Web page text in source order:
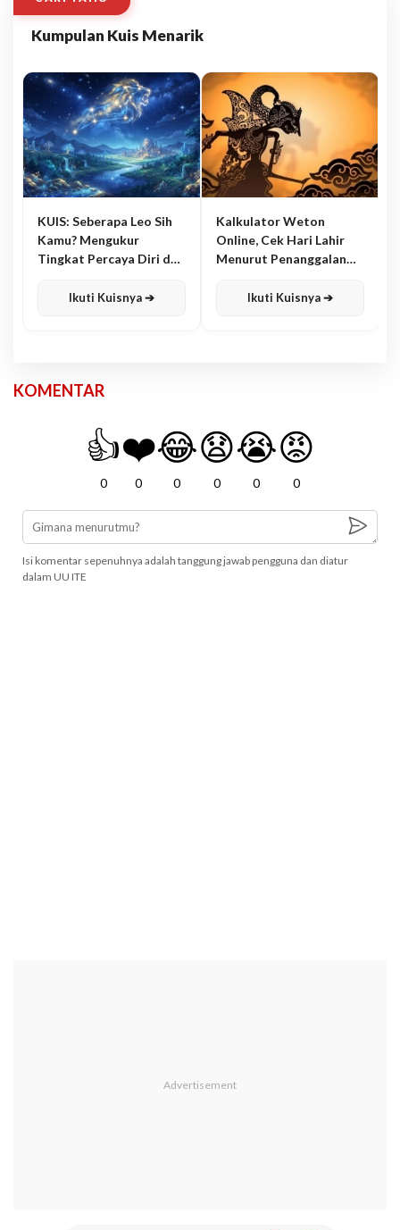
Kumpulan Kuis Menarik
KUIS: Seberapa Leo Sih
Kamu? Mengukur
Tingkat Percaya Diri dan
Ikuti Kuisnya ➔
Kalkulator Weton
Online, Cek Hari Lahir
Menurut Penanggalan
Ikuti Kuisnya ➔
KOMENTAR
👍
0
❤️
0
😂
0
😧
0
😭
0
😡
0
Isi komentar sepenuhnya adalah tanggung jawab pengguna dan diatur
dalam UU ITE